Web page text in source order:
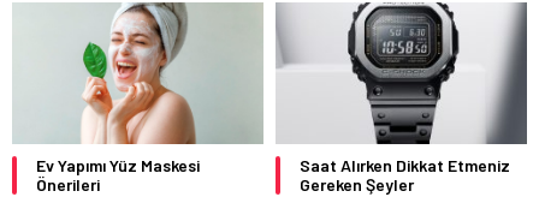
Ev Yapımı Yüz Maskesi
Önerileri
Saat Alırken Dikkat Etmeniz
Gereken Şeyler